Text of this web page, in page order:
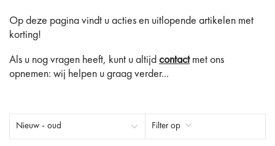
Op deze pagina vindt u acties en uitlopende artikelen met
korting!
Als u nog vragen heeft, kunt u altijd contactmet ons
opnemen: wij helpen u graag verder...
Filter op